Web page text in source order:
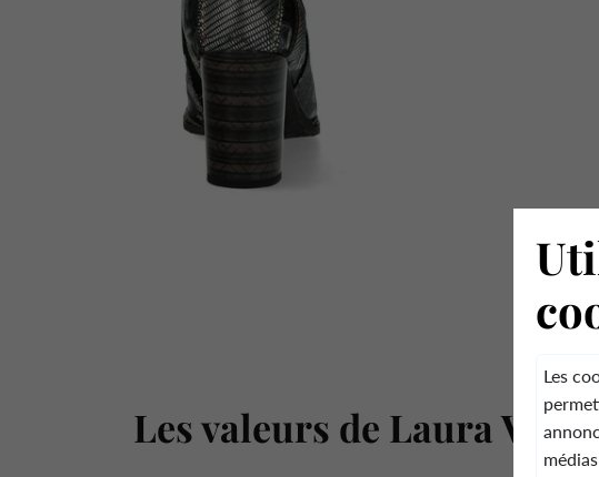
Les valeurs de Laura Vita
Les